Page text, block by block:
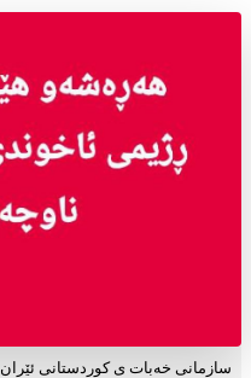
سازمانی خەبات ی کوردستانی ئێران